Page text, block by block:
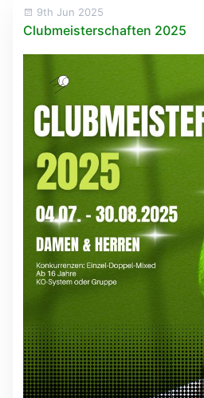
9th Jun 2025
Clubmeisterschaften 2025